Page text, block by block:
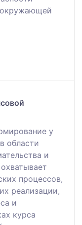
окружающей
у
области
и
процессов,
реализации,
и
курса